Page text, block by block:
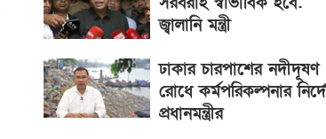
জ্বালানি মন্ত্রী
ঢাকার চারপাশের নদীদূষণ
রোধে কর্মপরিকল্পনার
প্রধানমন্ত্রীর